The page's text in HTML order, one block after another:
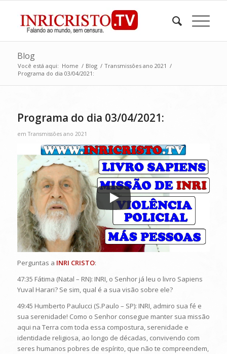
Blog
Você está aqui: Home / Blog / Transmissões ano 2021 /
Programa do dia 03/04/2021:
Programa do dia 03/04/2021:
emTransmissões ano 2021
Perguntas a INRI CRISTO:
47:35 Fátima (Natal – RN): INRI, o Senhor já leu o livro Sapiens
Yuval Harari? Se sim, qual é a sua visão sobre ele?
49:45 Humberto Paulucci (S.Paulo – SP): INRI, admiro sua fé e
sua serenidade! Como o Senhor consegue manter sua missão
aqui na Terra com toda essa compostura, serenidade e
identidade religiosa, ao longo de décadas, convivendo com
seres humanos pobres de espírito, que não te compreendem,